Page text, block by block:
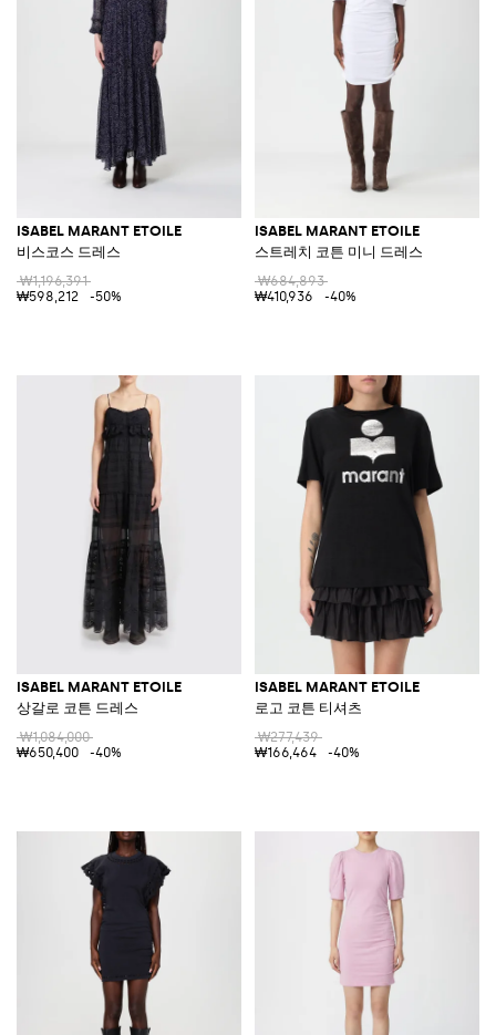
ISABEL MARANT ETOILE
비스코스 드레스
₩1,196,391
₩598,212
-50%
ISABEL MARANT ETOILE
스트레치 코튼 미니 드레스
₩684,893
₩410,936
-40%
ISABEL MARANT ETOILE
상갈로 코튼 드레스
₩1,084,000
₩650,400
-40%
ISABEL MARANT ETOILE
로고 코튼 티셔츠
₩277,439
₩166,464
-40%